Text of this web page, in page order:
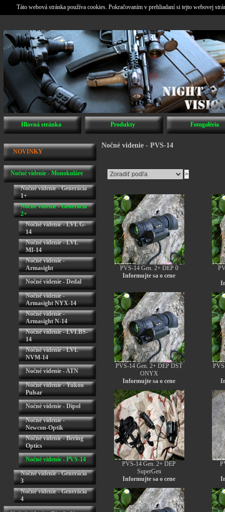
Táto webová stránka používa cookies. Pokračovaním v prehliadaní si tejto webovej
Hlavná stránka Produkty Fotogaléria
NOVINKY
Nočné videnie - Monokuláre
Nočné videnie - Generácia
1+
Nočné videnie - Generácia
2+
Nočné videnie - LVL G-
14
Nočné videnie - LVL
MI-14
Nočné videnie -
Armasight
Nočné videnie - Dedal
Nočné videnie -
Armasight NYX-14
Nočné videnie -
Armasight N-14
Nočné videnie - LVLBS-
14
Nočné videnie - LVL
NVM-14
Nočné videnie - ATN
Nočné videnie - Yukon
Pulsar
Nočné videnie - Dipol
Nočné videnie -
Newcon-Optik
Nočné videnie - Bering
Optics
Nočné videnie - PVS-14
Nočné videnie - Generácia
3
Nočné videnie - Generácia
4
Nočné videnie - PVS-14
PVS-14 Gen. 2+ DEP 0
Informujte sa o cene
PVS-14 Gen. 2+ DEP DST
ONYX
Informujte sa o cene
PVS-14 Gen. 2+ DEP
SuperGen
Informujte sa o cene